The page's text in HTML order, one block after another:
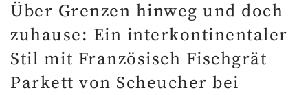
Über Grenzen hinweg und doch
zuhause: Ein interkontinentaler
Stil mit Französisch Fischgrät
Parkett von Scheucher bei